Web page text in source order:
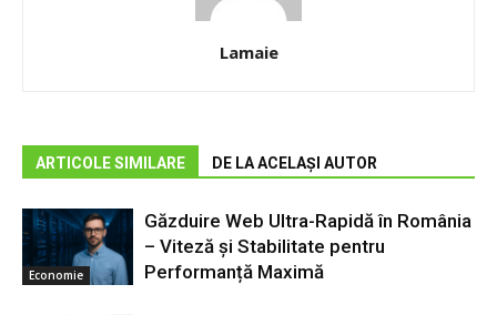
Lamaie
ARTICOLE SIMILARE DE LA ACELAȘI AUTOR
Economie
Găzduire Web Ultra-Rapidă în România
– Viteză și Stabilitate pentru
Performanță Maximă